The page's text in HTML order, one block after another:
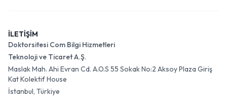
İLETİŞİM
Doktorsitesi Com Bilgi Hizmetleri
Teknoloji ve Ticaret A.Ş.
Maslak Mah. Ahi Evran Cd. A.O.S 55 Sokak No:2 Aksoy Plaza Giriş
Kat Kolektif House
İstanbul, Türkiye